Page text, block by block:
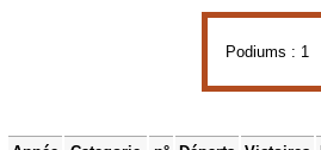
Podiums : 1